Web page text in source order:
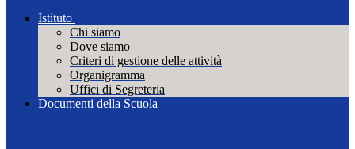
Istituto
Chi siamo
Dove siamo
Criteri di gestione delle attività
Organigramma
Uffici di Segreteria
Documenti della Scuola